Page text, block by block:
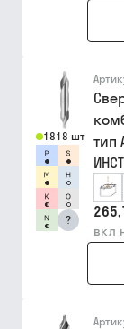
1818 шт
?
тип
вкл